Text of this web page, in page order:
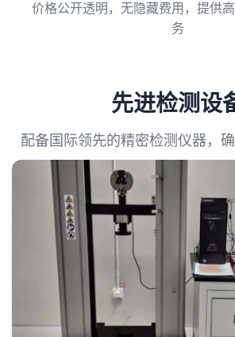
价格公开透明，无隐藏费用，提供
务
先进检测设
配备国际领先的精密检测仪器，